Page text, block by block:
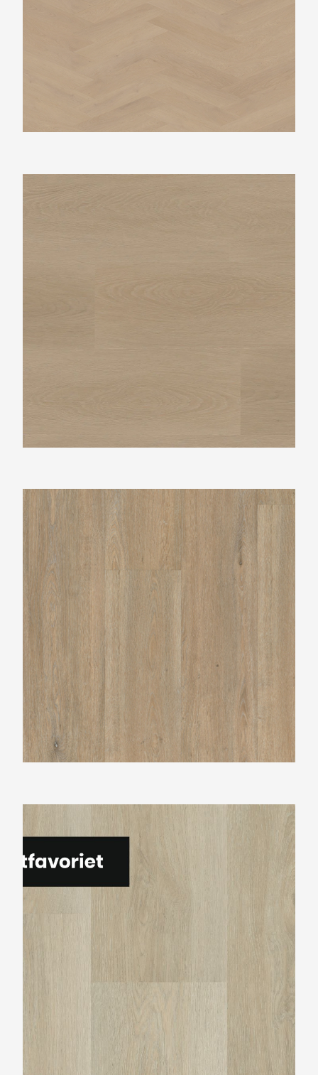
Ambiant Estino Smoky
Belakos Rustico 60
Montinique Charante M-5346